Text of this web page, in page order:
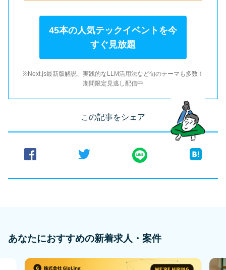
45本の人気テックイベントを今
すぐ見放題
※Next.js最新版解説、実践的なLLM活用法など旬のテーマも多数！
期間限定見逃し配信中
この記事をシェア
あなたにおすすめの新着求人・案件